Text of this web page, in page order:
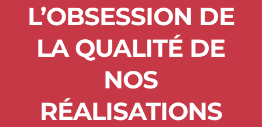
L’OBSESSION DE
LA QUALITÉ DE
NOS
RÉALISATIONS